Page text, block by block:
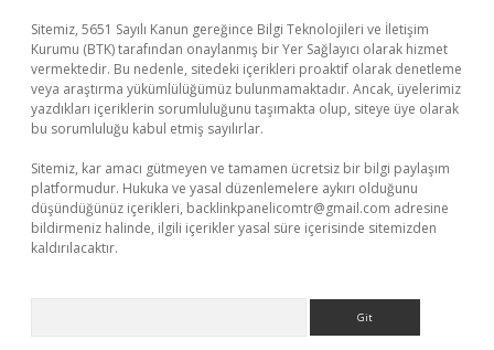
Sitemiz, 5651 Sayılı Kanun gereğince Bilgi Teknolojileri ve İletişim
Kurumu (BTK) tarafından onaylanmış bir Yer Sağlayıcı olarak hizmet
vermektedir. Bu nedenle, sitedeki içerikleri proaktif olarak denetleme
veya araştırma yükümlülüğümüz bulunmamaktadır. Ancak, üyelerimiz
yazdıkları içeriklerin sorumluluğunu taşımakta olup, siteye üye olarak
bu sorumluluğu kabul etmiş sayılırlar.
Sitemiz, kar amacı gütmeyen ve tamamen ücretsiz bir bilgi paylaşım
platformudur. Hukuka ve yasal düzenlemelere aykırı olduğunu
düşündüğünüz içerikleri, backlinkpanelicomtr@gmail.com adresine
bildirmeniz halinde, ilgili içerikler yasal süre içerisinde sitemizden
kaldırılacaktır.